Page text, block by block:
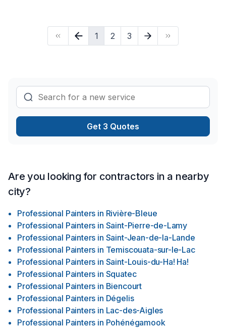
bien, du début jusqu'à la fin.
1 2 3
Get 3 Quotes
Are you looking for contractors in a nearby
city?
Professional Painters in Rivière-Bleue
Professional Painters in Saint-Pierre-de-Lamy
Professional Painters in Saint-Jean-de-la-Lande
Professional Painters in Temiscouata-sur-le-Lac
Professional Painters in Saint-Louis-du-Ha! Ha!
Professional Painters in Squatec
Professional Painters in Biencourt
Professional Painters in Dégelis
Professional Painters in Lac-des-Aigles
Professional Painters in Pohénégamook